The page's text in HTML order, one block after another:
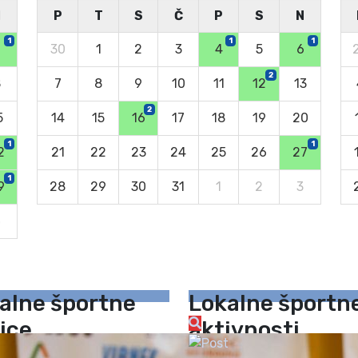
1
1
1
P T S Č P S N
30 1 2 3 4
1
5 6
1
7 8 9 10 11 12
2
13
14 15 16
2
17 18 19 20
21 22 23 24 25 26 27
1
28 29 30 31 1 2 3
športne
Lokalne
aktivnosti